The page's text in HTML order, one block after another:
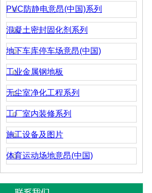
PVC防静电意昂(中国)系列
混凝土密封固化剂系列
地下车库停车场意昂(中国)
工业金属钢地板
无尘室净化工程系列
工厂室内装修系列
施工设备及图片
体育运动场地意昂(中国)